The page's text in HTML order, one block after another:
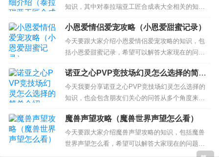
者共存 5、一念逍遥如何双休 一念逍遥如何双修...
知识，其中对泰拉瑞亚工匠合成表大全相关的知识
也会有介绍，希望可以帮助大家解答当下的疑问！
本文目录一览： 1、《泰拉瑞亚》工匠作坊合成表
2、《泰拉瑞亚》1.4合成表是什么？ 3、泰拉瑞亚远
古工作台合成表 玩游戏的时候总是会合成一些好的
东西...
小恩爱情侣爱宠攻略（小恩爱甜蜜记录）
今天要跟大家介绍小恩爱情侣爱宠攻略的知识，包
括小恩爱甜蜜记录，希望可以解答大家现在的问
题！本文目录一览： 1、手机应用小恩爱在哪养宠物
2、小恩爱情侣家园攻略，有什么游戏盒子可以下狂
3、苹果小恩爱宠物在哪 4、小恩爱一共可以养多少
只宠物，各需要什么等级 手机应用小恩爱在哪养宠
物 (≧...
诺亚之心PVP竞技场幻灵怎么选择的简单
介绍
今天我要分享诺亚之心PVP竞技场幻灵怎么选择的
知识，也会包含朋友们关心的问答从多个角度来解
答，我希望能够解决你现在遇到的问题！ 本文目录
一览： 1、《诺亚之心》PVP竞技场幻灵选择推荐
2、《诺亚之心》幻灵阵容搭配推荐 3、诺亚之心幻
灵搭配 4、诺亚之心幻灵哪个好 5、《诺亚之心》...
魔兽声望攻略（魔兽世界声望怎么看）
今天要跟大家介绍魔兽声望攻略的知识，包括魔兽
世界声望怎么看，希望可以解答大家现在的问题！
本文目录一览： 1、魔兽世界7.0堕夜精灵声望怎么